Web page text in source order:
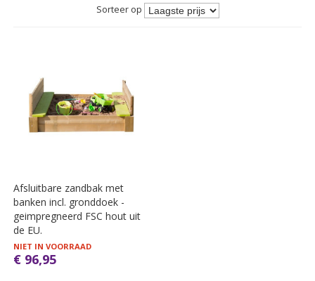
Sorteer op
Afsluitbare zandbak met
banken incl. gronddoek -
geimpregneerd FSC hout uit
de EU.
NIET IN VOORRAAD
€ 96,95